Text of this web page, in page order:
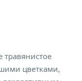
травянистое
цветками,